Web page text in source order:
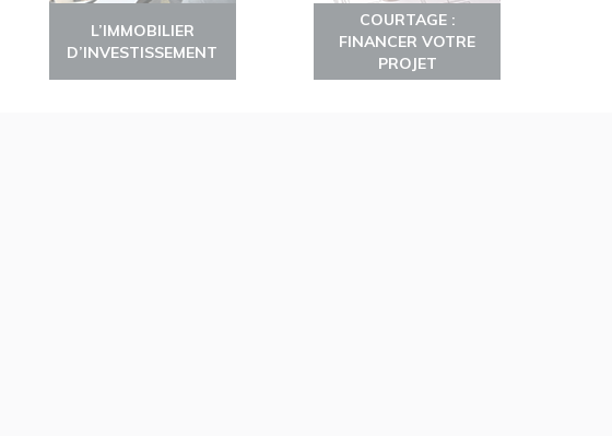
L’IMMOBILIER
D’INVESTISSEMENT
COURTAGE :
FINANCER VOTRE
PROJET